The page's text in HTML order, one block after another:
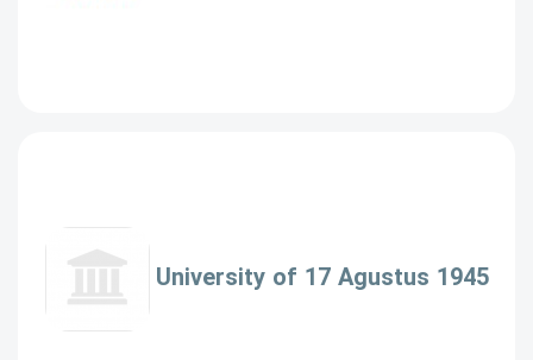
University of 17 Agustus 1945